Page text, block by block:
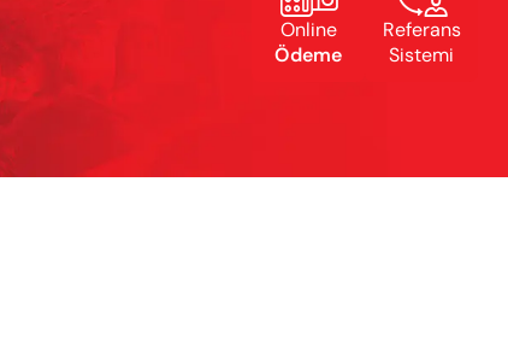
Online
Ödeme
Referans
Sistemi